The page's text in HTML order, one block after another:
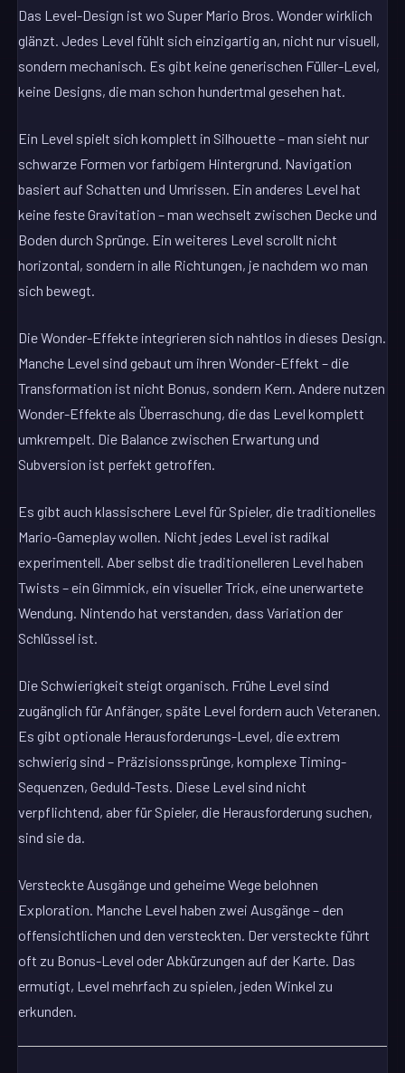
Das Level-Design ist wo Super Mario Bros. Wonder wirklich
glänzt. Jedes Level fühlt sich einzigartig an, nicht nur visuell,
sondern mechanisch. Es gibt keine generischen Füller-Level,
keine Designs, die man schon hundertmal gesehen hat.
Ein Level spielt sich komplett in Silhouette – man sieht nur
schwarze Formen vor farbigem Hintergrund. Navigation
basiert auf Schatten und Umrissen. Ein anderes Level hat
keine feste Gravitation – man wechselt zwischen Decke und
Boden durch Sprünge. Ein weiteres Level scrollt nicht
horizontal, sondern in alle Richtungen, je nachdem wo man
sich bewegt.
Die Wonder-Effekte integrieren sich nahtlos in dieses Design.
Manche Level sind gebaut um ihren Wonder-Effekt – die
Transformation ist nicht Bonus, sondern Kern. Andere nutzen
Wonder-Effekte als Überraschung, die das Level komplett
umkrempelt. Die Balance zwischen Erwartung und
Subversion ist perfekt getroffen.
Es gibt auch klassischere Level für Spieler, die traditionelles
Mario-Gameplay wollen. Nicht jedes Level ist radikal
experimentell. Aber selbst die traditionelleren Level haben
Twists – ein Gimmick, ein visueller Trick, eine unerwartete
Wendung. Nintendo hat verstanden, dass Variation der
Schlüssel ist.
Die Schwierigkeit steigt organisch. Frühe Level sind
zugänglich für Anfänger, späte Level fordern auch Veteranen.
Es gibt optionale Herausforderungs-Level, die extrem
schwierig sind – Präzisionssprünge, komplexe Timing-
Sequenzen, Geduld-Tests. Diese Level sind nicht
verpflichtend, aber für Spieler, die Herausforderung suchen,
sind sie da.
Versteckte Ausgänge und geheime Wege belohnen
Exploration. Manche Level haben zwei Ausgänge – den
offensichtlichen und den versteckten. Der versteckte führt
oft zu Bonus-Level oder Abkürzungen auf der Karte. Das
ermutigt, Level mehrfach zu spielen, jeden Winkel zu
erkunden.